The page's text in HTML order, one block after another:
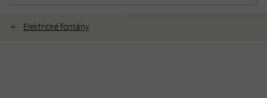
Elektrické fontány